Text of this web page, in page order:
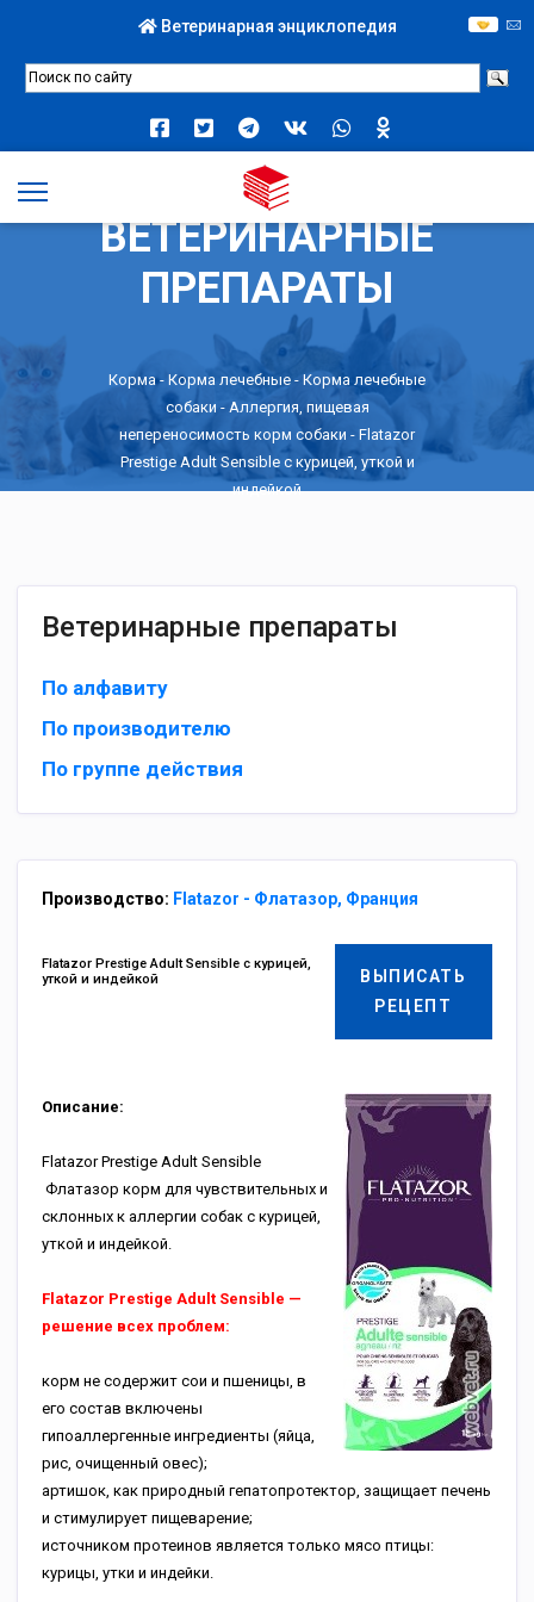
Ветеринарная энциклопедия
ВЕТЕРИНАРНЫЕ
ПРЕПАРАТЫ
Корма- Корма лечебные - Корма лечебные
собаки - Аллергия, пищевая
непереносимость корм собаки - Flatazor
Prestige Adult Sensible с курицей, уткой и
индейкой
Ветеринарные препараты
По алфавиту
По производителю
По группе действия
Производство: Flatazor - Флатазор, Франция
ВЫПИСАТЬ
РЕЦЕПТ
Flatazor Prestige Adult Sensible с курицей,
уткой и индейкой
Описание:
Flatazor Prestige Adult Sensible
Флатазор корм для чувствительных и
склонных к аллергии собак с курицей,
уткой и индейкой.
Flatazor Prestige Adult Sensible —
решение всех проблем:
корм не содержит сои и пшеницы, в
его состав включены
гипоаллергенные ингредиенты (яйца,
рис, очищенный овес);
артишок, как природный гепатопротектор, защищает печень
и стимулирует пищеварение;
источником протеинов является только мясо птицы:
курицы, утки и индейки.